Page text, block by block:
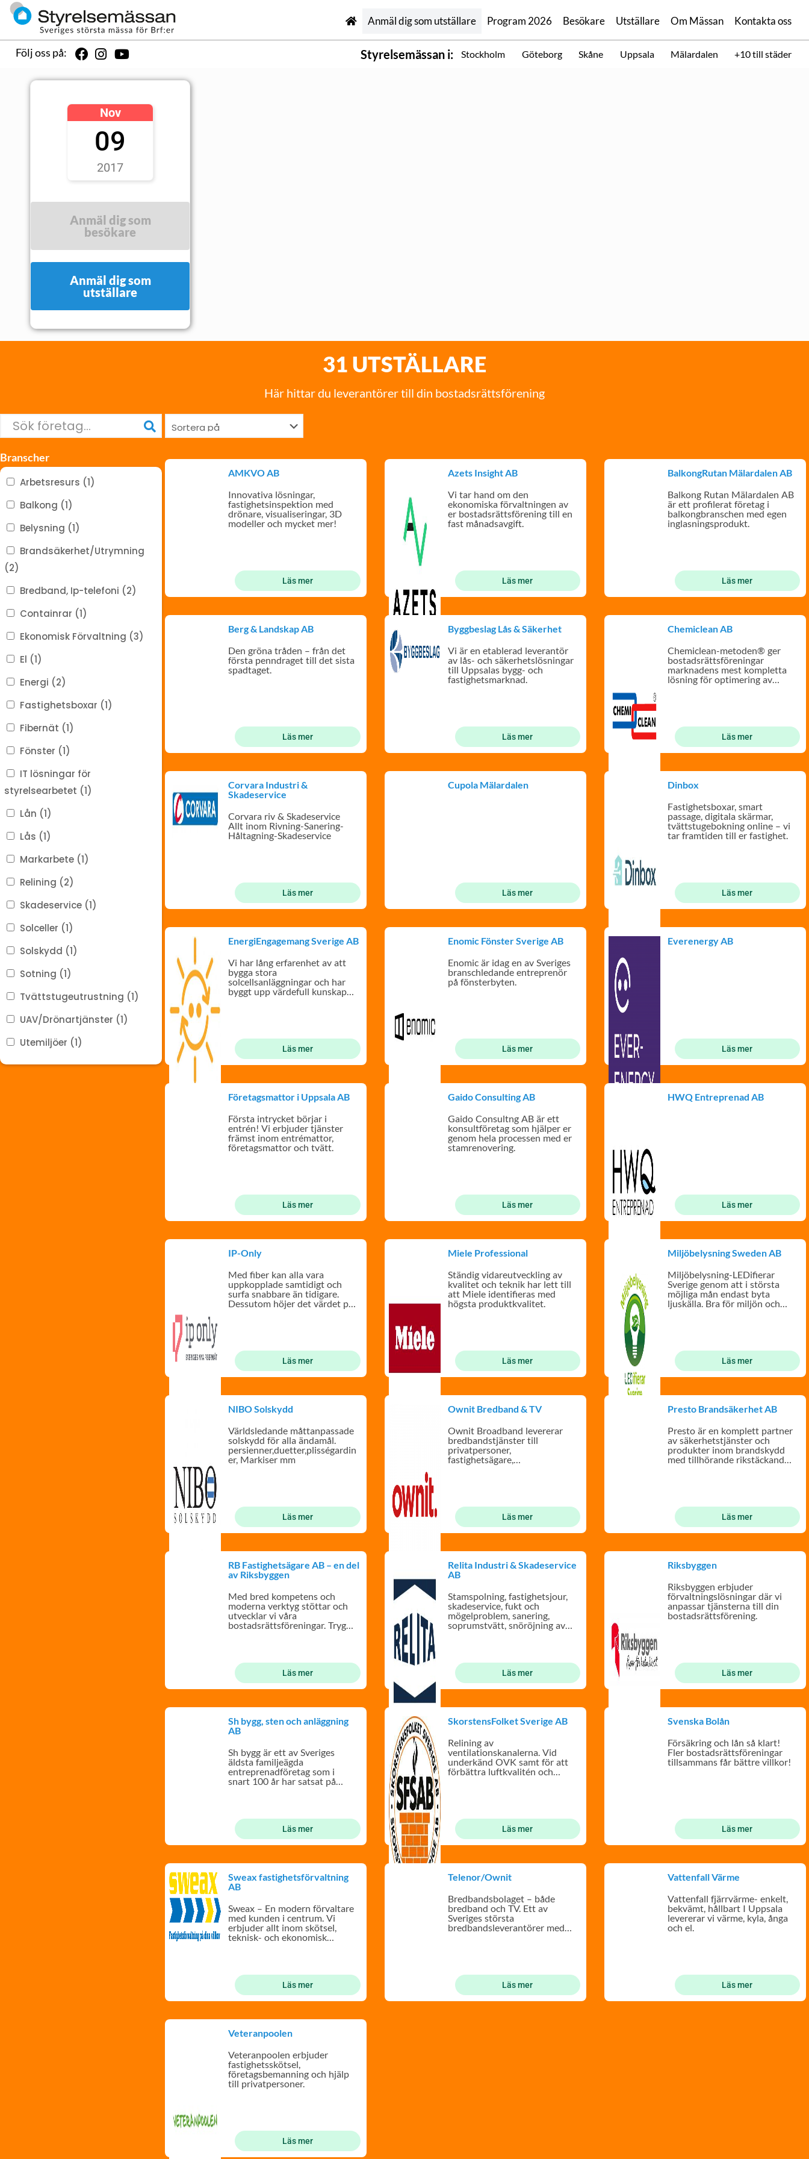
Anmäl dig som utställare Program 2026 Besökare Utställare Om Mässan Kontakta oss
Följ oss på: Styrelsemässan i: Stockholm Göteborg Skåne Uppsala Mälardalen +10 till städer
Nov
09
2017
Anmäl dig som
besökare
Anmäl dig som
utställare
31 UTSTÄLLARE
Här hittar du leverantörer till din bostadsrättsförening
Branscher
Arbetsresurs (1)
Balkong (1)
Belysning (1)
Brandsäkerhet/Utrymning
(2)
Bredband, Ip-telefoni (2)
Containrar (1)
Ekonomisk Förvaltning (3)
El (1)
Energi (2)
Fastighetsboxar (1)
Fibernät (1)
Fönster (1)
IT lösningar för
styrelsearbetet (1)
Lån (1)
Lås (1)
Markarbete (1)
Relining (2)
Skadeservice (1)
Solceller (1)
Solskydd (1)
Sotning (1)
Tvättstugeutrustning (1)
UAV/Drönartjänster (1)
Utemiljöer (1)
AMKVO AB
Innovativa lösningar,
fastighetsinspektion med
drönare, visualiseringar, 3D
modeller och mycket mer!
Läs mer
Azets Insight AB
Vi tar hand om den
ekonomiska förvaltningen av
er bostadsrättsförening till en
fast månadsavgift.
Läs mer
BalkongRutan Mälardalen AB
Balkong Rutan Mälardalen AB
är ett profilerat företag i
balkongbranschen med egen
inglasningsprodukt.
Läs mer
Berg & Landskap AB
Den gröna tråden – från det
första penndraget till det sista
spadtaget.
Läs mer
Byggbeslag Lås & Säkerhet
Vi är en etablerad leverantör
av lås- och säkerhetslösningar
till Uppsalas bygg- och
fastighetsmarknad.
Läs mer
Chemiclean AB
Chemiclean-metoden® ger
bostadsrättsföreningar
marknadens mest kompletta
lösning för optimering av
värmesystem.
Läs mer
Corvara Industri &
Skadeservice
Corvara riv & Skadeservice
Allt inom Rivning-Sanering-
Håltagning-Skadeservice
Läs mer
Cupola Mälardalen
Läs mer
Dinbox
Fastighetsboxar, smart
passage, digitala skärmar,
tvättstugebokning online – vi
tar framtiden till er fastighet.
Läs mer
EnergiEngagemang Sverige AB
Vi har lång erfarenhet av att
bygga stora
solcellsanläggningar och har
byggt upp värdefull kunskap
kring BRF-projekt.
Läs mer
Enomic Fönster Sverige AB
Enomic är idag en av Sveriges
branschledande entreprenör
på fönsterbyten.
Läs mer
Everenergy AB
Läs mer
Företagsmattor i Uppsala AB
Första intrycket börjar i
entrén! Vi erbjuder tjänster
främst inom entrémattor,
företagsmattor och tvätt.
Läs mer
Gaido Consulting AB
Gaido Consultng AB är ett
konsultföretag som hjälper er
genom hela processen med er
stamrenovering.
Läs mer
HWQ Entreprenad AB
Läs mer
IP-Only
Med fiber kan alla vara
uppkopplade samtidigt och
surfa snabbare än tidigare.
Dessutom höjer det värdet på
Läs mer
Miele Professional
Ständig vidareutveckling av
kvalitet och teknik har lett till
att Miele identifieras med
högsta produktkvalitet.
Läs mer
Miljöbelysning Sweden AB
Miljöbelysning-LEDifierar
Sverige genom att i största
möjliga mån endast byta
ljuskälla. Bra för miljön och
plånboken.
Läs mer
NIBO Solskydd
Världsledande måttanpassade
solskydd för alla ändamål.
persienner,duetter,plisségardin
er, Markiser mm
Läs mer
Ownit Bredband & TV
Ownit Broadband levererar
bredbandstjänster till
privatpersoner,
fastighetsägare,
bostadsrättsföreningar och
Läs mer
Presto Brandsäkerhet AB
Presto är en komplett partner
av säkerhetstjänster och
produkter inom brandskydd
med tillhörande rikstäckande
Läs mer
RB Fastighetsägare AB – en del
av Riksbyggen
Med bred kompetens och
moderna verktyg stöttar och
utvecklar vi våra
bostadsrättsföreningar. Tryggt
Läs mer
Relita Industri & Skadeservice
AB
Stamspolning, fastighetsjour,
skadeservice, fukt och
mögelproblem, sanering,
soprumstvätt, snöröjning av
tak med kranbil
Läs mer
Riksbyggen
Riksbyggen erbjuder
förvaltningslösningar där vi
anpassar tjänsterna till din
bostadsrättsförening.
Läs mer
Sh bygg, sten och anläggning
AB
Sh bygg är ett av Sveriges
äldsta familjeägda
entreprenadföretag som i
snart 100 år har satsat på
Läs mer
SkorstensFolket Sverige AB
Relining av
ventilationskanalerna. Vid
underkänd OVK samt för att
förbättra luftkvalitén och
Läs mer
Svenska Bolån
Försäkring och lån så klart!
Fler bostadsrättsföreningar
tillsammans får bättre villkor!
Läs mer
Sweax fastighetsförvaltning
AB
Sweax – En modern förvaltare
med kunden i centrum. Vi
erbjuder allt inom skötsel,
teknisk- och ekonomisk
Läs mer
Telenor/Ownit
Bredbandsbolaget – både
bredband och TV. Ett av
Sveriges största
bredbandsleverantörer med
Läs mer
Vattenfall Värme
Vattenfall fjärrvärme- enkelt,
bekvämt, hållbart I Uppsala
levererar vi värme, kyla, ånga
och el.
Läs mer
Veteranpoolen
Veteranpoolen erbjuder
fastighetsskötsel,
företagsbemanning och hjälp
till privatpersoner.
Läs mer